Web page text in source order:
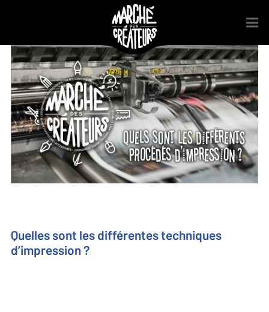
Quelles sont les différentes techniques
d’impression ?